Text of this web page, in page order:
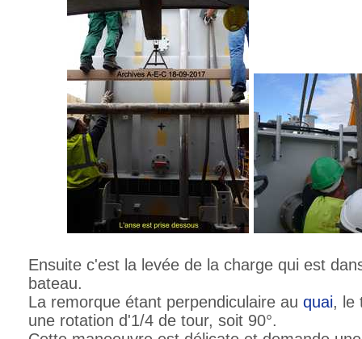
Ensuite c'est la levée de la charge qui est
bateau.
La remorque étant perpendiculaire au quai, le
une rotation d'1/4 de tour, soit 90°.